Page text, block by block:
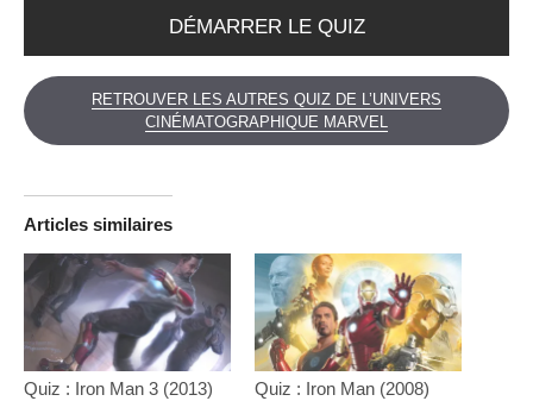
DÉMARRER LE QUIZ
RETROUVER LES AUTRES QUIZ DE L’UNIVERS
CINÉMATOGRAPHIQUE MARVEL
Articles similaires
Quiz : Iron Man 3 (2013) Quiz : Iron Man (2008)